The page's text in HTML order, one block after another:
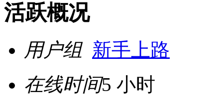
活跃概况
用户组 新手上路
在线时间5 小时